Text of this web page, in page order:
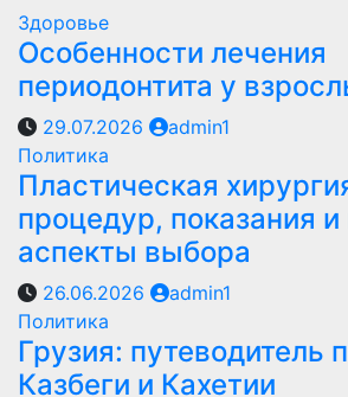
Здоровье
Особенности лечения
периодонтита у
29.07.2026
admin1
Политика
Пластическая
процедур, показания
аспекты выбора
26.06.2026
admin1
Политика
Грузия: путеводитель
Казбеги и Кахетии